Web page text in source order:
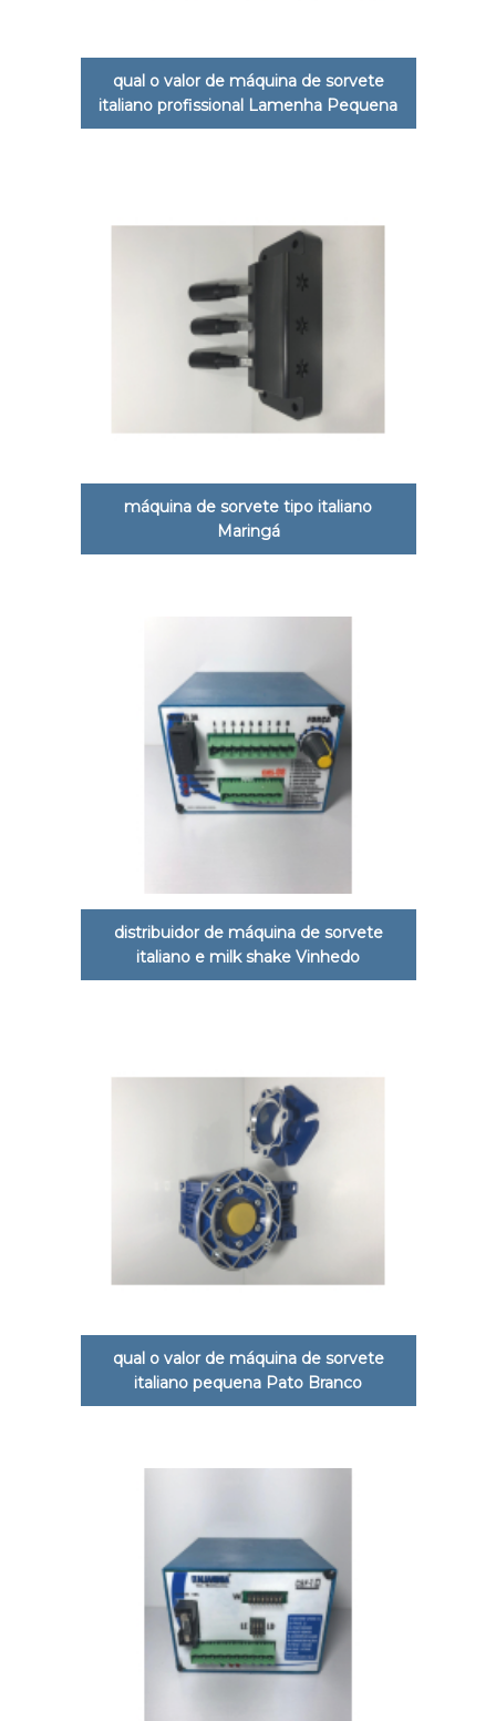
qual o valor de máquina de sorvete
italiano profissional Lamenha Pequena
máquina de sorvete tipo italiano
Maringá
distribuidor de máquina de sorvete
italiano e milk shake Vinhedo
qual o valor de máquina de sorvete
italiano pequena Pato Branco